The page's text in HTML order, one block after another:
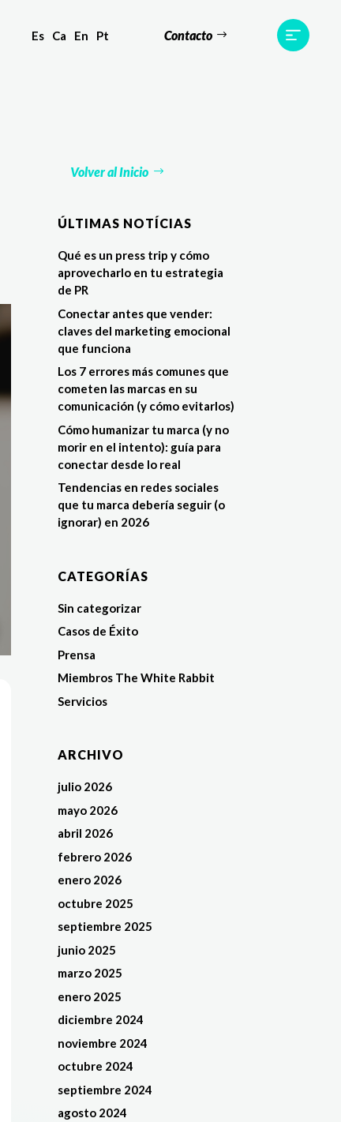
Es Ca En Pt Contacto
Volver al Inicio
ÚLTIMAS NOTÍCIAS
Qué es un press trip y cómo
aprovecharlo en tu estrategia
de PR
Conectar antes que vender:
claves del marketing emocional
que funciona
Los 7 errores más comunes que
cometen las marcas en su
comunicación (y cómo evitarlos)
Cómo humanizar tu marca (y no
morir en el intento): guía para
conectar desde lo real
Tendencias en redes sociales
que tu marca debería seguir (o
ignorar) en 2026
CATEGORÍAS
Sin categorizar
Casos de Éxito
Prensa
Miembros The White Rabbit
Servicios
ARCHIVO
julio 2026
mayo 2026
abril 2026
febrero 2026
enero 2026
octubre 2025
septiembre 2025
junio 2025
marzo 2025
enero 2025
diciembre 2024
noviembre 2024
octubre 2024
septiembre 2024
agosto 2024